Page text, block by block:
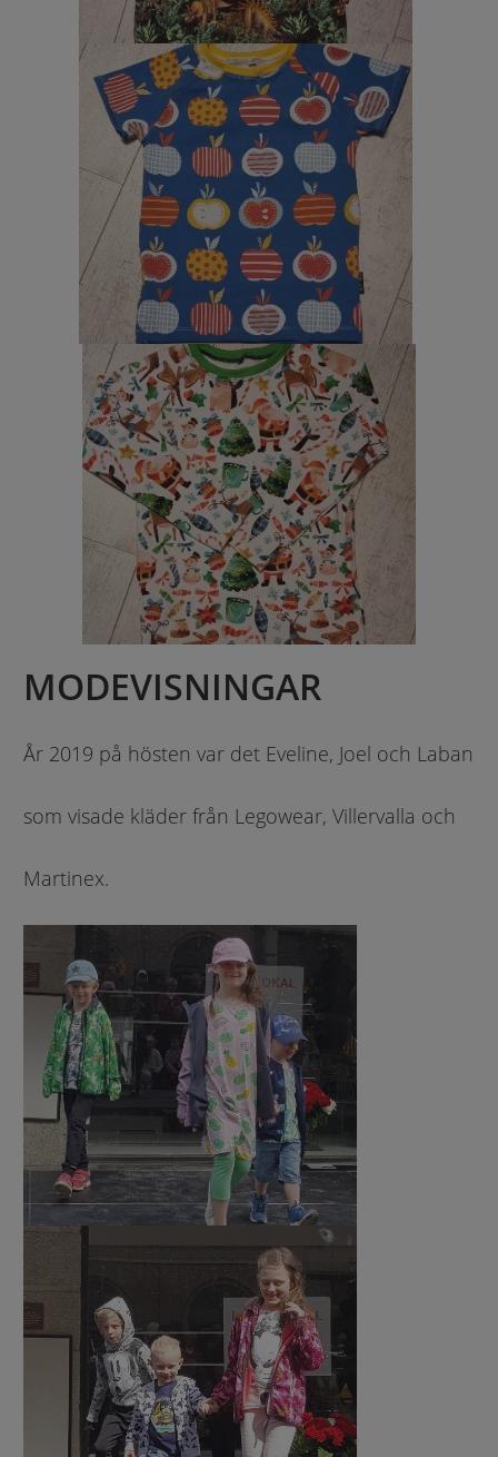
MODEVISNINGAR
År 2019 på hösten var det Eveline, Joel och Laban
som visade kläder från Legowear, Villervalla och
Martinex.